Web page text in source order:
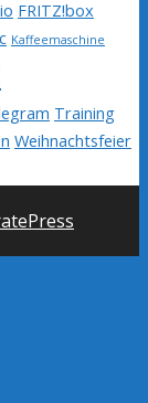
FRITZ!box
Kaffeemaschine
Training
Weihnachtsfeier